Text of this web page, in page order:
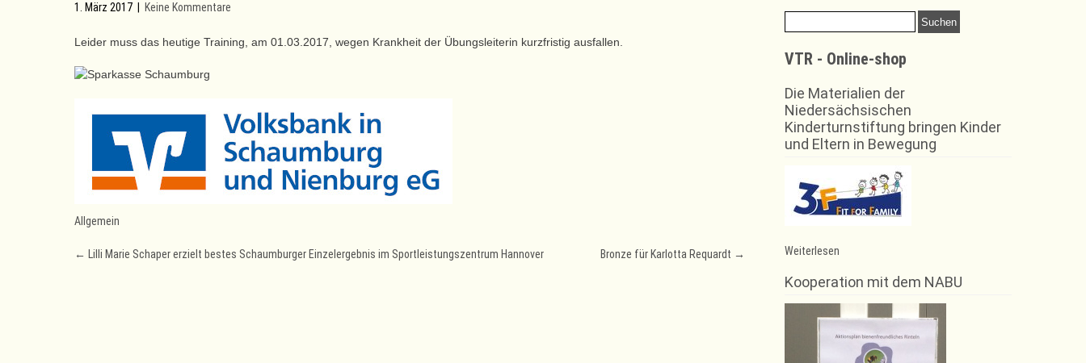
1. März 2017 Keine Kommentare
Leider muss das heutige Training, am 01.03.2017, wegen Krankheit der Übungsleiterin kurzfristig ausfallen.
Allgemein
Post
← Lilli Marie Schaper erzielt bestes Schaumburger Einzelergebnis im Sportleistungszentrum Hannover Bronze für Karlotta Requardt →
size.
size.
Suchen
nach:
VTR - Online-shop
Die Materialien der
Niedersächsischen
Kinderturnstiftung bringen Kinder
und Eltern in Bewegung
Weiterlesen
Zumba
Kooperation mit dem NABU